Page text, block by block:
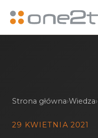
Strona główna›Wiedza›
29 KWIETNIA 2021